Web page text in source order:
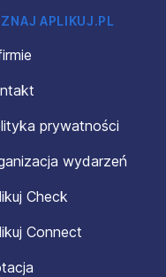
APLIKUJ.PL
prywatności
wydarzeń
Check
Connect